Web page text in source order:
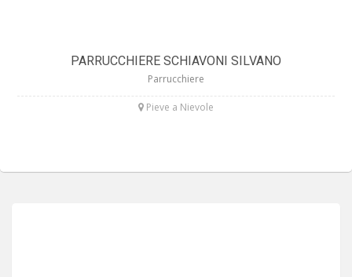
PARRUCCHIERE SCHIAVONI SILVANO
Parrucchiere
Pieve a Nievole